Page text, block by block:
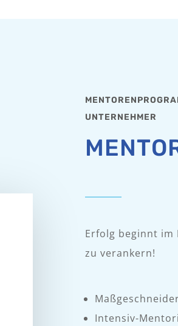
UNTERNEHMER
Erfolg beginnt
zu verankern!
Intensiv-